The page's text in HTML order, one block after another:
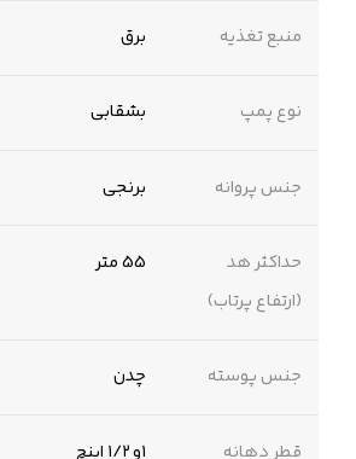
منبع تغذیه برق
نوع پمپ بشقابی
جنس پروانه برنجی
حداکثر هد
(ارتفاع پرتاب)
55 متر
جنس پوسته چدن
قطر دهانه
۱و ۱/۲ اینچ